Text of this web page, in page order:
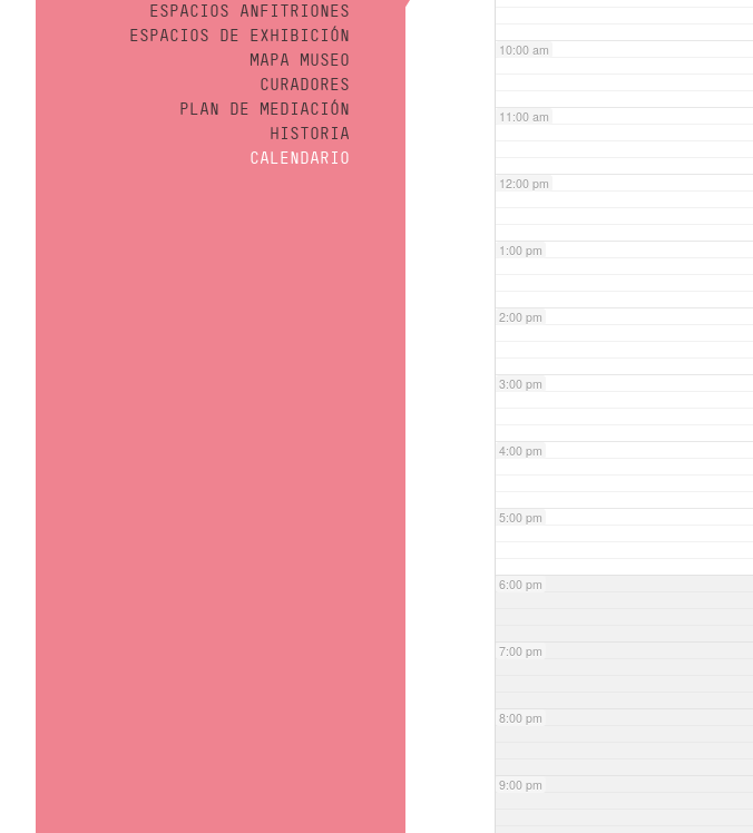
ESPACIOS ANFITRIONES
ESPACIOS DE EXHIBICIÓN
MAPA MUSEO
CURADORES
PLAN DE MEDIACIÓN
HISTORIA
CALENDARIO
10:00 am
11:00 am
12:00 pm
1:00 pm
2:00 pm
3:00 pm
4:00 pm
5:00 pm
6:00 pm
7:00 pm
8:00 pm
9:00 pm